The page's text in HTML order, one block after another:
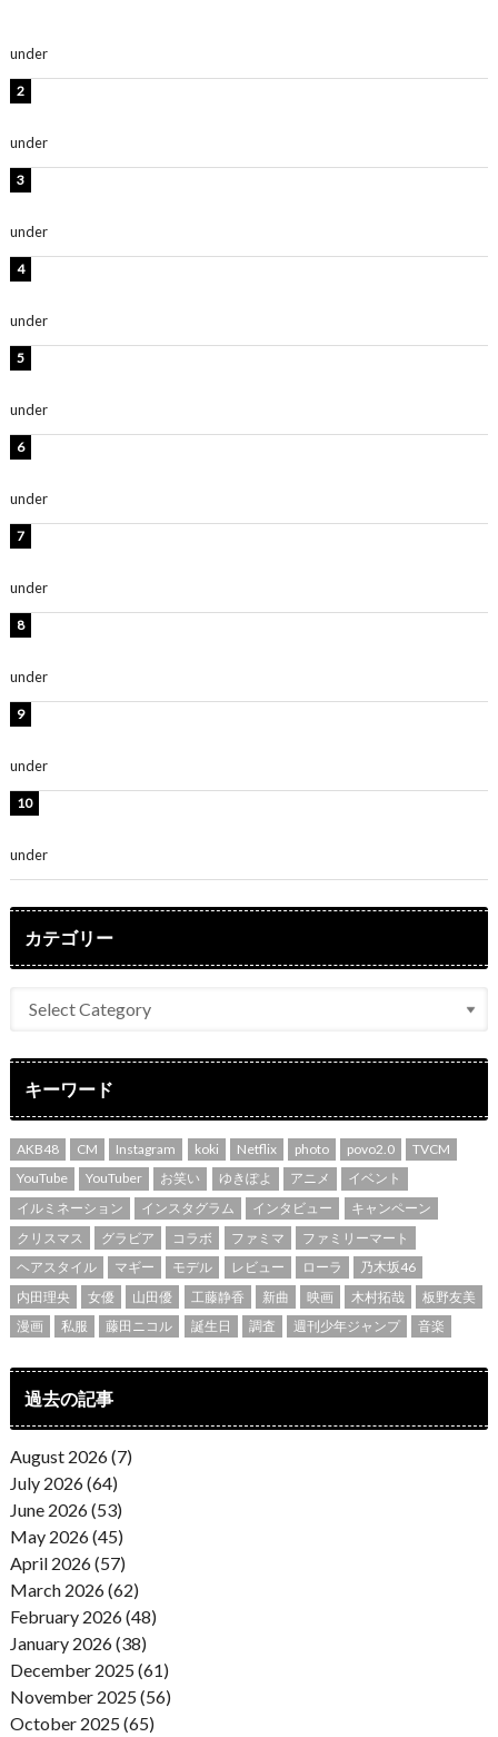
under
under
under
under
under
under
under
under
under
under
カテゴリー
キーワード
AKB48 CM Instagram koki Netflix photo povo2.0
TVCM
YouTube
YouTuber お笑い ゆきぽよ アニメ
イベント
イルミネーション
インスタグラム インタビュー
キャンペーン
クリスマス
グラビア コラボ ファミマ
ファミリーマート
ヘアスタイル
マギー モデル レビュー ローラ
乃木坂46
内田理央
女優 山田優 工藤静香 新曲 映画 木村拓哉
板野友美
漫画
私服 藤田ニコル 誕生日 調査 週刊少年ジャンプ 音楽
過去の記事
August 2026 (7)
July 2026 (64)
June 2026 (53)
May 2026 (45)
April 2026 (57)
March 2026 (62)
February 2026 (48)
January 2026 (38)
December 2025 (61)
November 2025 (56)
October 2025 (65)